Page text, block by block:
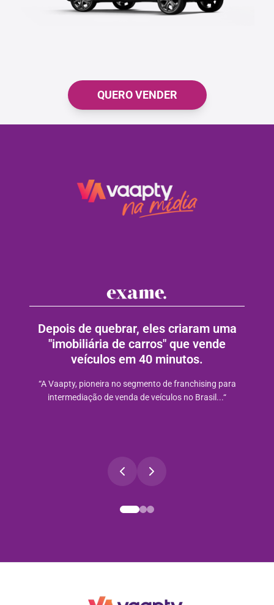
QUERO VENDER
Depois de quebrar, eles criaram uma
"imobiliária de carros" que vende
veículos em 40 minutos.
“A Vaapty, pioneira no segmento de franchising para
intermediação de venda de veículos no Brasil...“